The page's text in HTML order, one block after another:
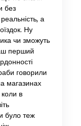
без
а
Ну
чи зможуть
перший
говорили
магазинах
в
було теж